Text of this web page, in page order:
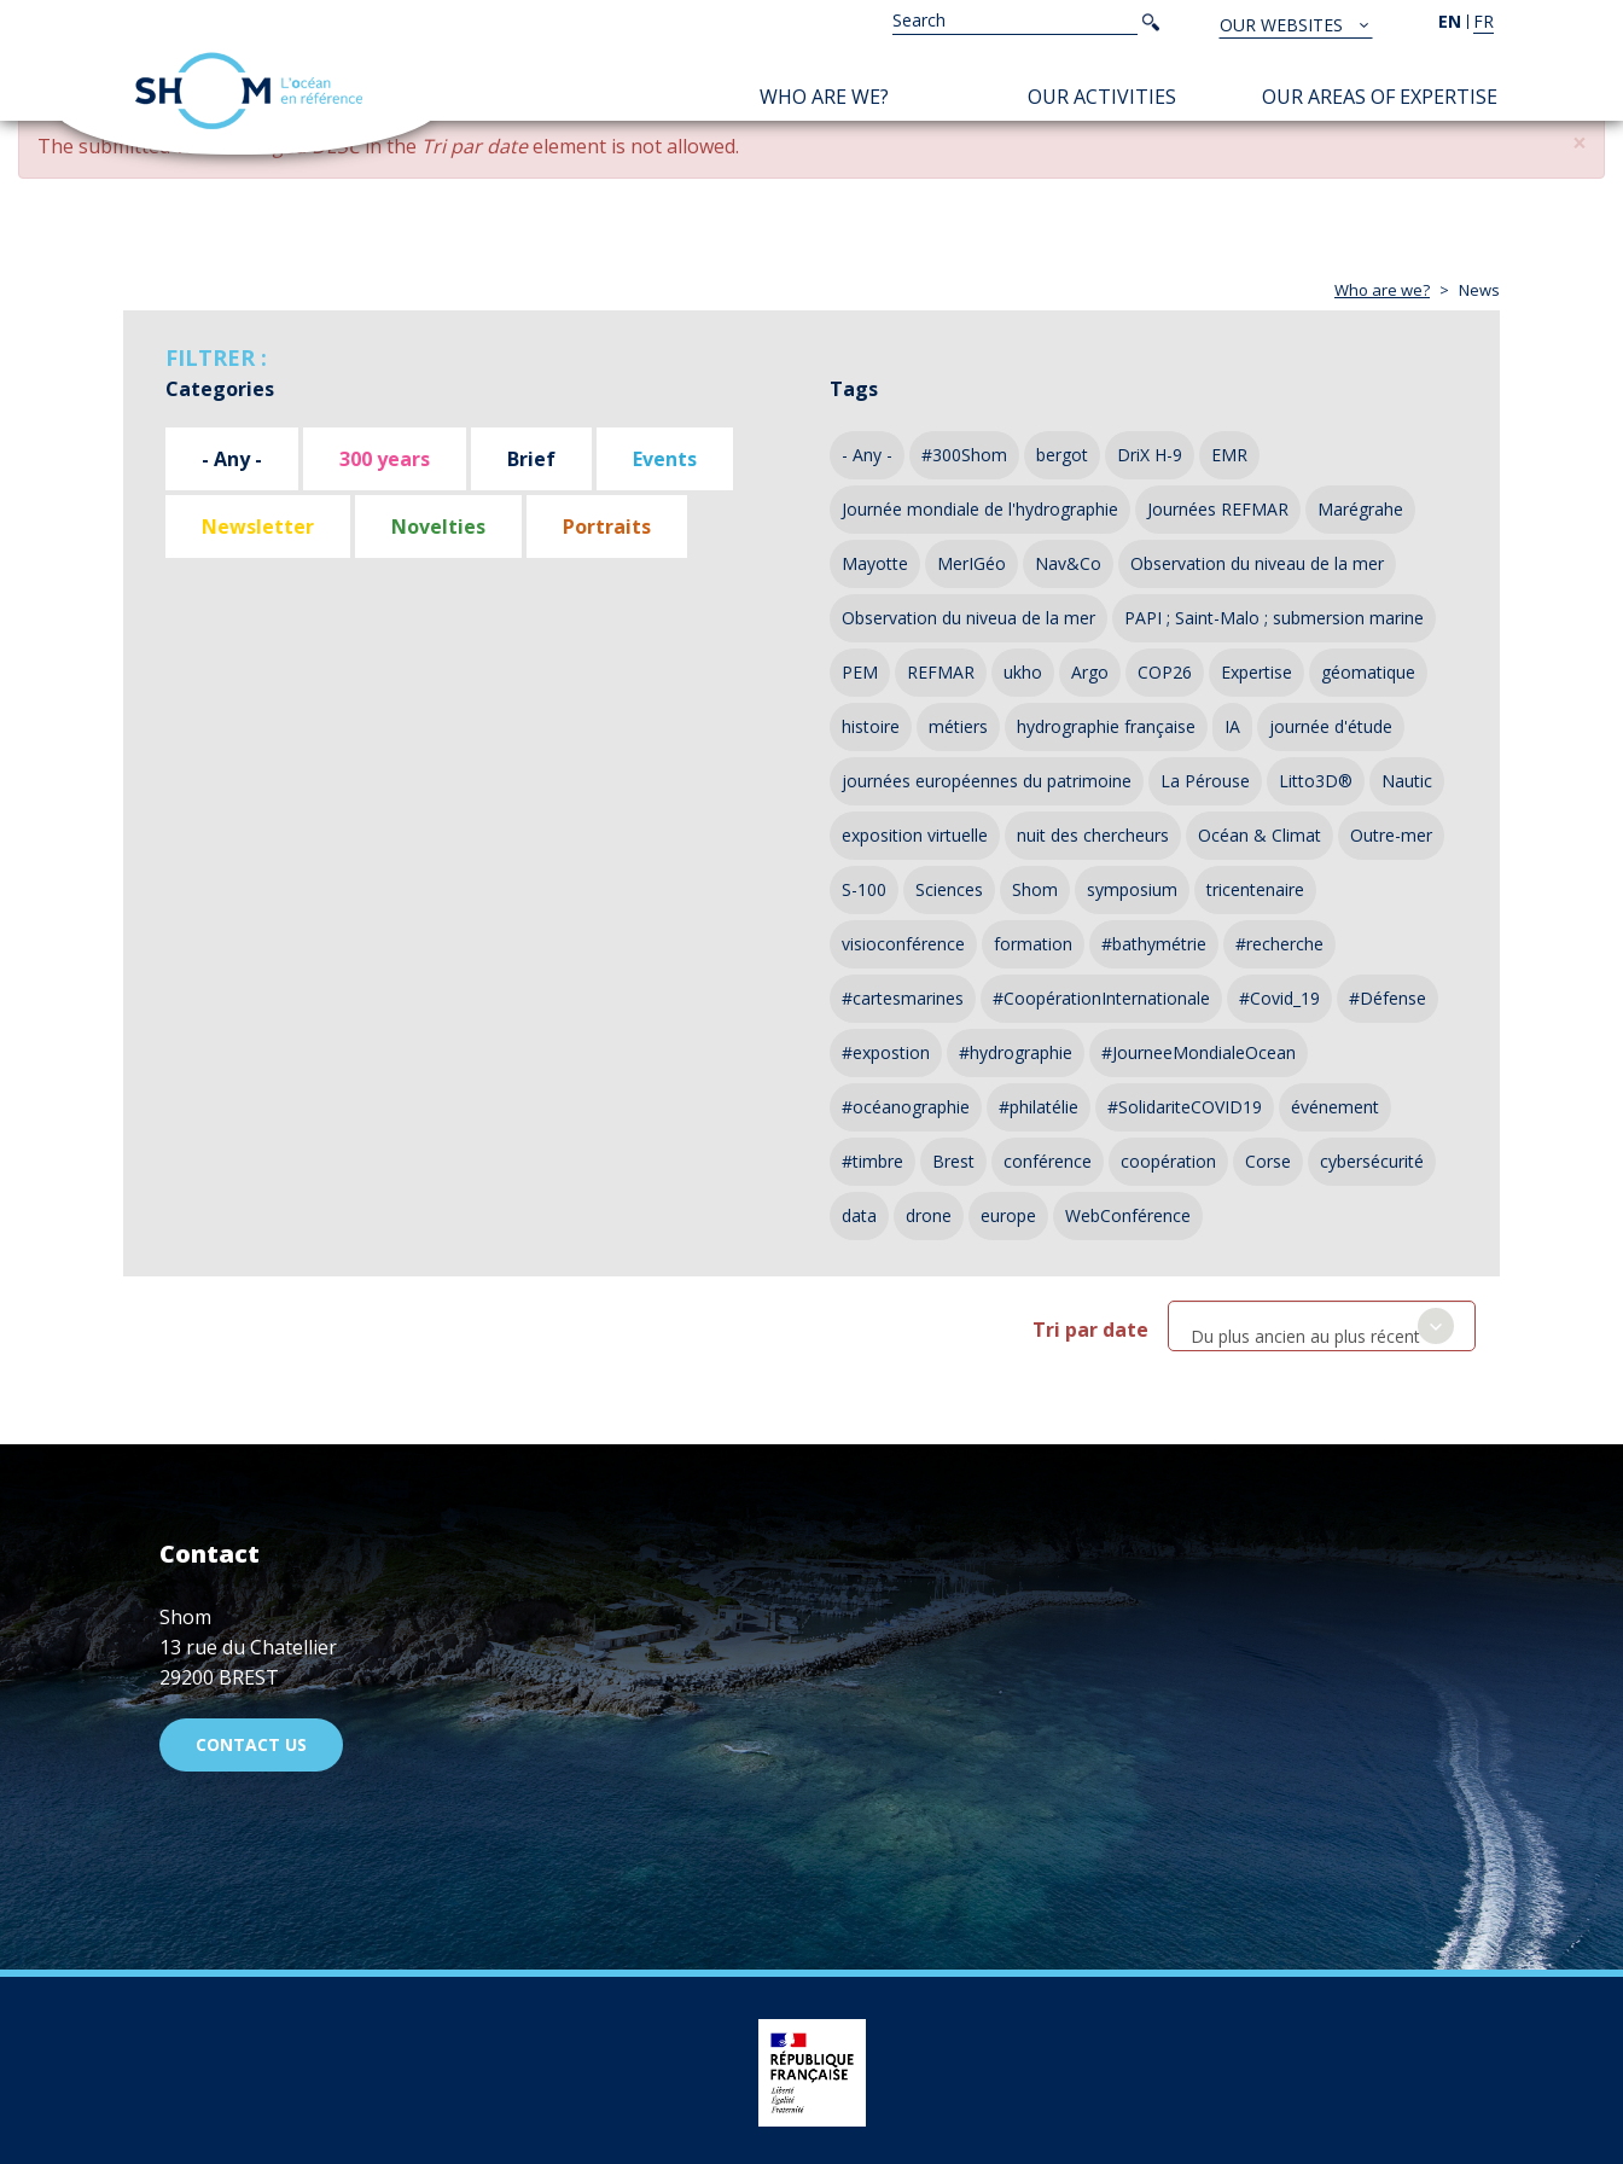
Skip
main
EN FR
TOUS
NOS
SITES
OUR WEBSITES
Search
Search
NAVIGATION
PRINCIPALE
WHO ARE WE? OUR ACTIVITIES OUR AREAS OF EXPERTISE
×
ERROR
MESSAGE
The submitted value changed DESCin theTri par dateelement is not allowed.
Who are we? News
FILTRER :
Categories
- Any - 300 years Brief Events
Newsletter Novelties Portraits
Tags
- Any - #300Shom bergot DriX H-9 EMR
Journée mondiale de l'hydrographie Journées REFMAR Marégrahe
Mayotte MerIGéo Nav&Co Observation du niveau de la mer
Observation du niveua de la mer PAPI ; Saint-Malo ; submersion marine
PEM REFMAR ukho Argo COP26 Expertise géomatique
histoire métiers hydrographie française IA journée d'étude
journées européennes du patrimoine La Pérouse Litto3D® Nautic
exposition virtuelle nuit des chercheurs Océan & Climat Outre-mer
S-100 Sciences Shom symposium tricentenaire
visioconférence formation #bathymétrie #recherche
#cartesmarines #CoopérationInternationale #Covid_19 #Défense
#expostion #hydrographie #JourneeMondialeOcean
#océanographie #philatélie #SolidariteCOVID19 événement
#timbre Brest conférence coopération Corse cybersécurité
data drone europe WebConférence
Tri par date Du plus ancien au plus récent
Contact
Shom
13 rue du Chatellier
29200 BREST
CONTACT US